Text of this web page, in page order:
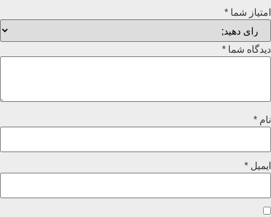
امتیاز شما *
دیدگاه شما *
نام *
ایمیل *